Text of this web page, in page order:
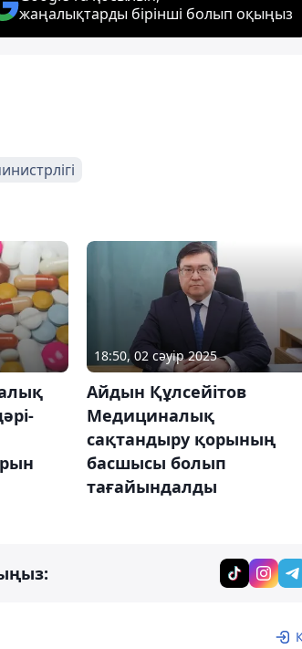
жаңалықтарды бірінші болып оқыңыз
18:50, 02 сәуір 2025
Айдын Құлсейітов
Медициналық
сақтандыру қорының
басшысы болып
тағайындалды